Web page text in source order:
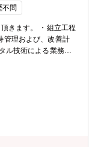
不問
・組立工程